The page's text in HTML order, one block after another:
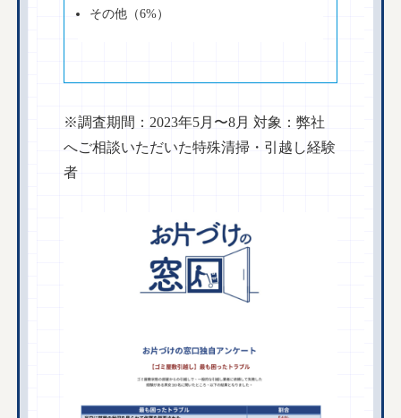
その他（6%）
※調査期間：2023年5月〜8月 対象：弊社
へご相談いただいた特殊清掃・引越し経験
者